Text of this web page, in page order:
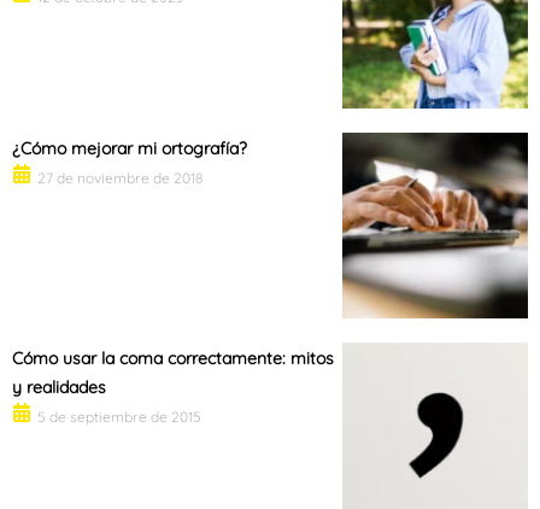
¿Cómo mejorar mi ortografía?
27 de noviembre de 2018
Cómo usar la coma correctamente: mitos
y realidades
5 de septiembre de 2015